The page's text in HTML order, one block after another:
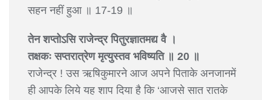
सहन नहीं हुआ ॥ 17-19 ॥
तेन शप्तोऽसि राजेन्द्र पितुरज्ञातमद्य वै ।
तक्षकः सप्तरात्रेण मृत्युस्तव भविष्यति ॥ 20 ॥
राजेन्द्र ! उस ऋषिकुमारने आज अपने पिताके अनजानमें
ही आपके लिये यह शाप दिया है कि ‘आजसे सात रातके